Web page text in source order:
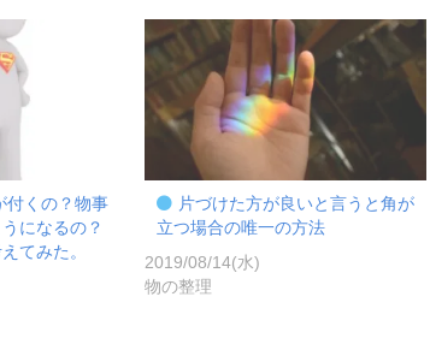
付くの？物事
になるの？
てみた。
片づけた方が良いと言うと角が
立つ場合の唯一の方法
2019/08/14(水)
物の整理